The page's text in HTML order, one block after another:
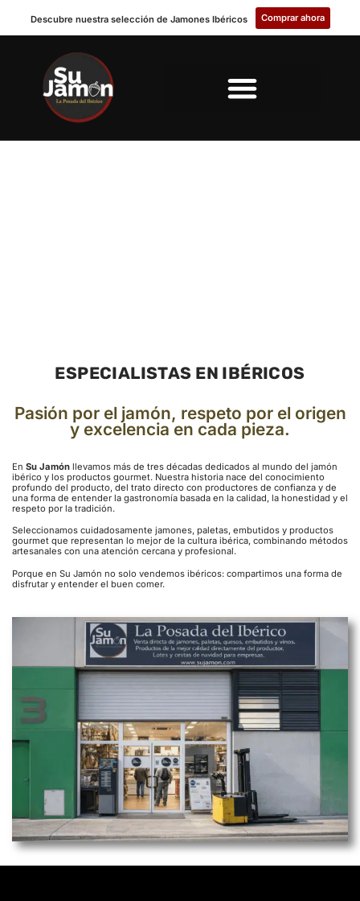
Descubre nuestra selección de Jamones Ibéricos Comprar ahora
ESPECIALISTAS EN IBÉRICOS
Pasión por el jamón, respeto por el origen
y excelencia en cada pieza.
En Su Jamón llevamos más de tres décadas dedicados al mundo del jamón
ibérico y los productos gourmet. Nuestra historia nace del conocimiento
profundo del producto, del trato directo con productores de confianza y de
una forma de entender la gastronomía basada en la calidad, la honestidad y el
respeto por la tradición.
Seleccionamos cuidadosamente jamones, paletas, embutidos y productos
gourmet que representan lo mejor de la cultura ibérica, combinando métodos
artesanales con una atención cercana y profesional.
Porque en Su Jamón no solo vendemos ibéricos: compartimos una forma de
disfrutar y entender el buen comer.